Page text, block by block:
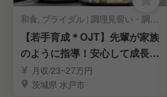
和食, ブライダル | 調理見習い・調理補助
【若手育成＊OJT】先輩が家族
のように指導！安心して成長で
きる月収/23~27万円
茨城県 水戸市